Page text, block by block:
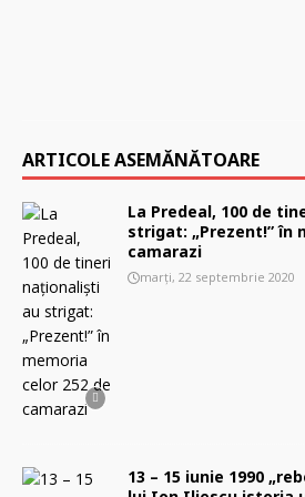
ARTICOLE ASEMĂNĂTOARE
La Predeal, 100 de
strigat: „Prezent!” în
camarazi
marți, 22 septembrie 2020
13 – 15 iunie 1990